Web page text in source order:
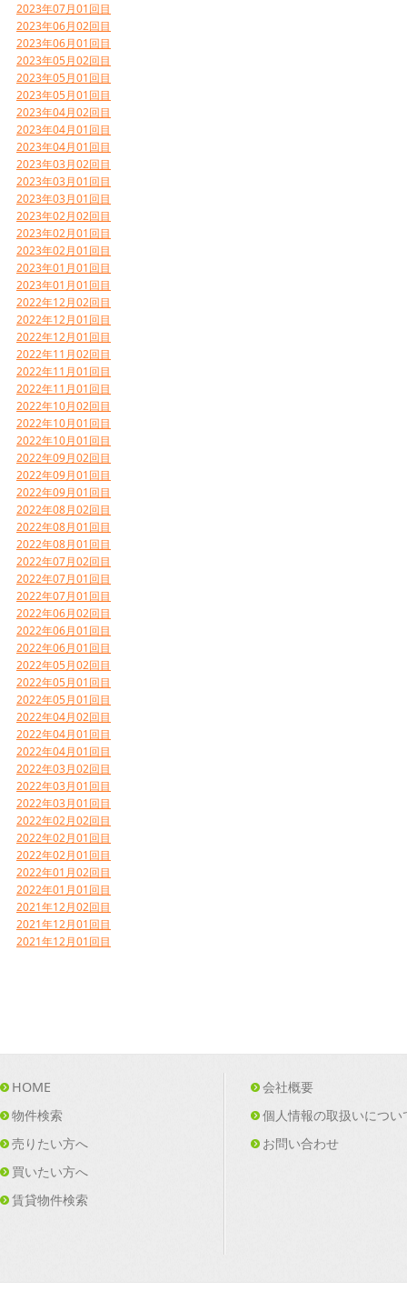
2023年07月01回目
2023年06月02回目
2023年06月01回目
2023年05月02回目
2023年05月01回目
2023年05月01回目
2023年04月02回目
2023年04月01回目
2023年04月01回目
2023年03月02回目
2023年03月01回目
2023年03月01回目
2023年02月02回目
2023年02月01回目
2023年02月01回目
2023年01月01回目
2023年01月01回目
2022年12月02回目
2022年12月01回目
2022年12月01回目
2022年11月02回目
2022年11月01回目
2022年11月01回目
2022年10月02回目
2022年10月01回目
2022年10月01回目
2022年09月02回目
2022年09月01回目
2022年09月01回目
2022年08月02回目
2022年08月01回目
2022年08月01回目
2022年07月02回目
2022年07月01回目
2022年07月01回目
2022年06月02回目
2022年06月01回目
2022年06月01回目
2022年05月02回目
2022年05月01回目
2022年05月01回目
2022年04月02回目
2022年04月01回目
2022年04月01回目
2022年03月02回目
2022年03月01回目
2022年03月01回目
2022年02月02回目
2022年02月01回目
2022年02月01回目
2022年01月02回目
2022年01月01回目
2021年12月02回目
2021年12月01回目
2021年12月01回目
HOME
物件検索
売りたい方へ
買いたい方へ
賃貸物件検索
会社概要
個人情報の取扱いについ
お問い合わせ